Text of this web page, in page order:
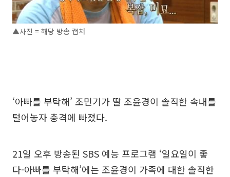
▲사진 = 해당 방송 캡처
‘아빠를 부탁해’ 조민기가 딸 조윤경이 솔직한 속내를
털어놓자 충격에 빠졌다.
21일 오후 방송된 SBS 예능 프로그램 ‘일요일이 좋
다-아빠를 부탁해’에는 조윤경이 가족에 대한 솔직한